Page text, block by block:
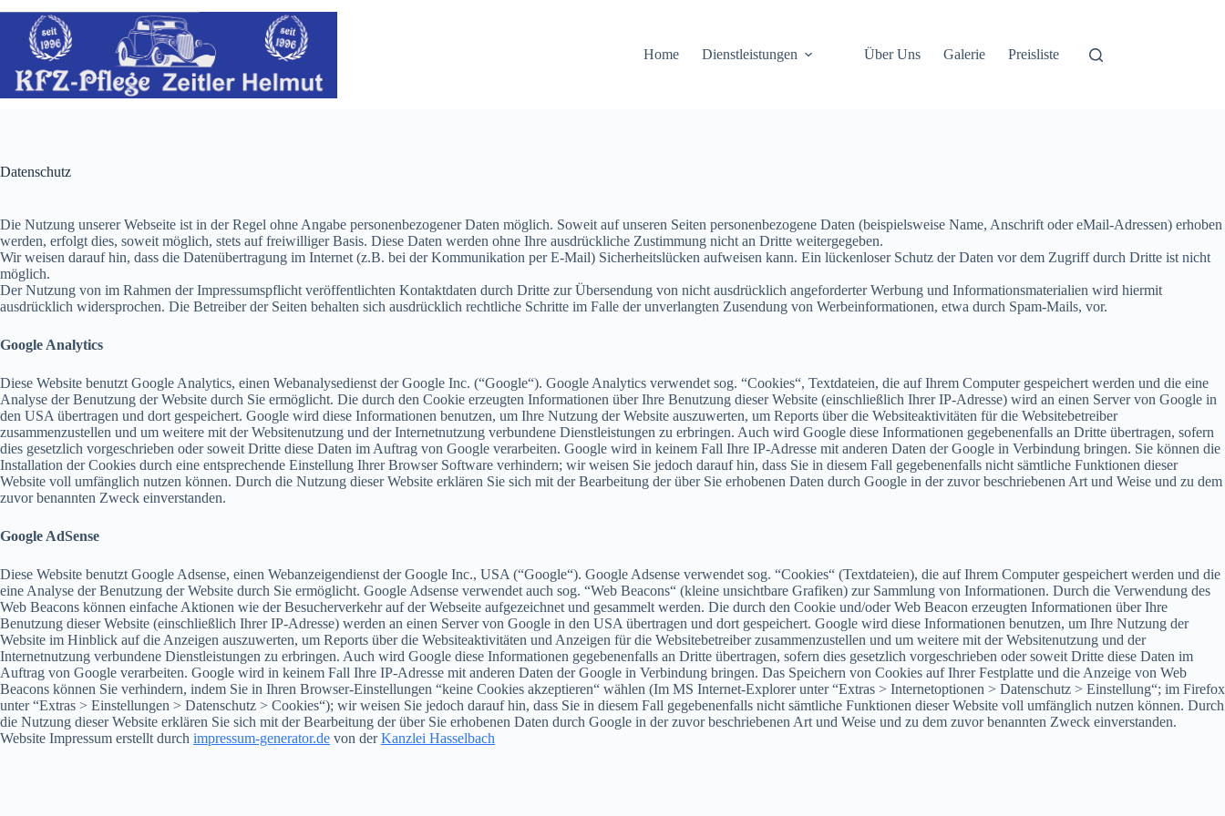
springen
Home
Dienstleistungen Über Uns Galerie Preisliste
Datenschutz
Die Nutzung unserer Webseite ist in der Regel ohne Angabe personenbezogener Daten möglich. Soweit auf unseren Seiten personenbezogene Daten (beispielsweise Name, Anschrift oder eMail-Adressen) erhoben
werden, erfolgt dies, soweit möglich, stets auf freiwilliger Basis. Diese Daten werden ohne Ihre ausdrückliche Zustimmung nicht an Dritte weitergegeben.
Wir weisen darauf hin, dass die Datenübertragung im Internet (z.B. bei der Kommunikation per E-Mail) Sicherheitslücken aufweisen kann. Ein lückenloser Schutz der Daten vor dem Zugriff durch Dritte ist nicht
möglich.
Der Nutzung von im Rahmen der Impressumspflicht veröffentlichten Kontaktdaten durch Dritte zur Übersendung von nicht ausdrücklich angeforderter Werbung und Informationsmaterialien wird hiermit
ausdrücklich widersprochen. Die Betreiber der Seiten behalten sich ausdrücklich rechtliche Schritte im Falle der unverlangten Zusendung von Werbeinformationen, etwa durch Spam-Mails, vor.
Google Analytics
Diese Website benutzt Google Analytics, einen Webanalysedienst der Google Inc. (“Google“). Google Analytics verwendet sog. “Cookies“, Textdateien, die auf Ihrem Computer gespeichert werden und die eine
Analyse der Benutzung der Website durch Sie ermöglicht. Die durch den Cookie erzeugten Informationen über Ihre Benutzung dieser Website (einschließlich Ihrer IP-Adresse) wird an einen Server von Google in
den USA übertragen und dort gespeichert. Google wird diese Informationen benutzen, um Ihre Nutzung der Website auszuwerten, um Reports über die Websiteaktivitäten für die Websitebetreiber
zusammenzustellen und um weitere mit der Websitenutzung und der Internetnutzung verbundene Dienstleistungen zu erbringen. Auch wird Google diese Informationen gegebenenfalls an Dritte übertragen, sofern
dies gesetzlich vorgeschrieben oder soweit Dritte diese Daten im Auftrag von Google verarbeiten. Google wird in keinem Fall Ihre IP-Adresse mit anderen Daten der Google in Verbindung bringen. Sie können die
Installation der Cookies durch eine entsprechende Einstellung Ihrer Browser Software verhindern; wir weisen Sie jedoch darauf hin, dass Sie in diesem Fall gegebenenfalls nicht sämtliche Funktionen dieser
Website voll umfänglich nutzen können. Durch die Nutzung dieser Website erklären Sie sich mit der Bearbeitung der über Sie erhobenen Daten durch Google in der zuvor beschriebenen Art und Weise und zu dem
zuvor benannten Zweck einverstanden.
Google AdSense
Diese Website benutzt Google Adsense, einen Webanzeigendienst der Google Inc., USA (“Google“). Google Adsense verwendet sog. “Cookies“ (Textdateien), die auf Ihrem Computer gespeichert werden und die
eine Analyse der Benutzung der Website durch Sie ermöglicht. Google Adsense verwendet auch sog. “Web Beacons“ (kleine unsichtbare Grafiken) zur Sammlung von Informationen. Durch die Verwendung des
Web Beacons können einfache Aktionen wie der Besucherverkehr auf der Webseite aufgezeichnet und gesammelt werden. Die durch den Cookie und/oder Web Beacon erzeugten Informationen über Ihre
Benutzung dieser Website (einschließlich Ihrer IP-Adresse) werden an einen Server von Google in den USA übertragen und dort gespeichert. Google wird diese Informationen benutzen, um Ihre Nutzung der
Website im Hinblick auf die Anzeigen auszuwerten, um Reports über die Websiteaktivitäten und Anzeigen für die Websitebetreiber zusammenzustellen und um weitere mit der Websitenutzung und der
Internetnutzung verbundene Dienstleistungen zu erbringen. Auch wird Google diese Informationen gegebenenfalls an Dritte übertragen, sofern dies gesetzlich vorgeschrieben oder soweit Dritte diese Daten im
Auftrag von Google verarbeiten. Google wird in keinem Fall Ihre IP-Adresse mit anderen Daten der Google in Verbindung bringen. Das Speichern von Cookies auf Ihrer Festplatte und die Anzeige von Web
Beacons können Sie verhindern, indem Sie in Ihren Browser-Einstellungen “keine Cookies akzeptieren“ wählen (Im MS Internet-Explorer unter “Extras > Internetoptionen > Datenschutz > Einstellung“; im Firefox
unter “Extras > Einstellungen > Datenschutz > Cookies“); wir weisen Sie jedoch darauf hin, dass Sie in diesem Fall gegebenenfalls nicht sämtliche Funktionen dieser Website voll umfänglich nutzen können. Durch
die Nutzung dieser Website erklären Sie sich mit der Bearbeitung der über Sie erhobenen Daten durch Google in der zuvor beschriebenen Art und Weise und zu dem zuvor benannten Zweck einverstanden.
Website Impressum erstellt durch impressum-generator.de von derKanzlei Hasselbach